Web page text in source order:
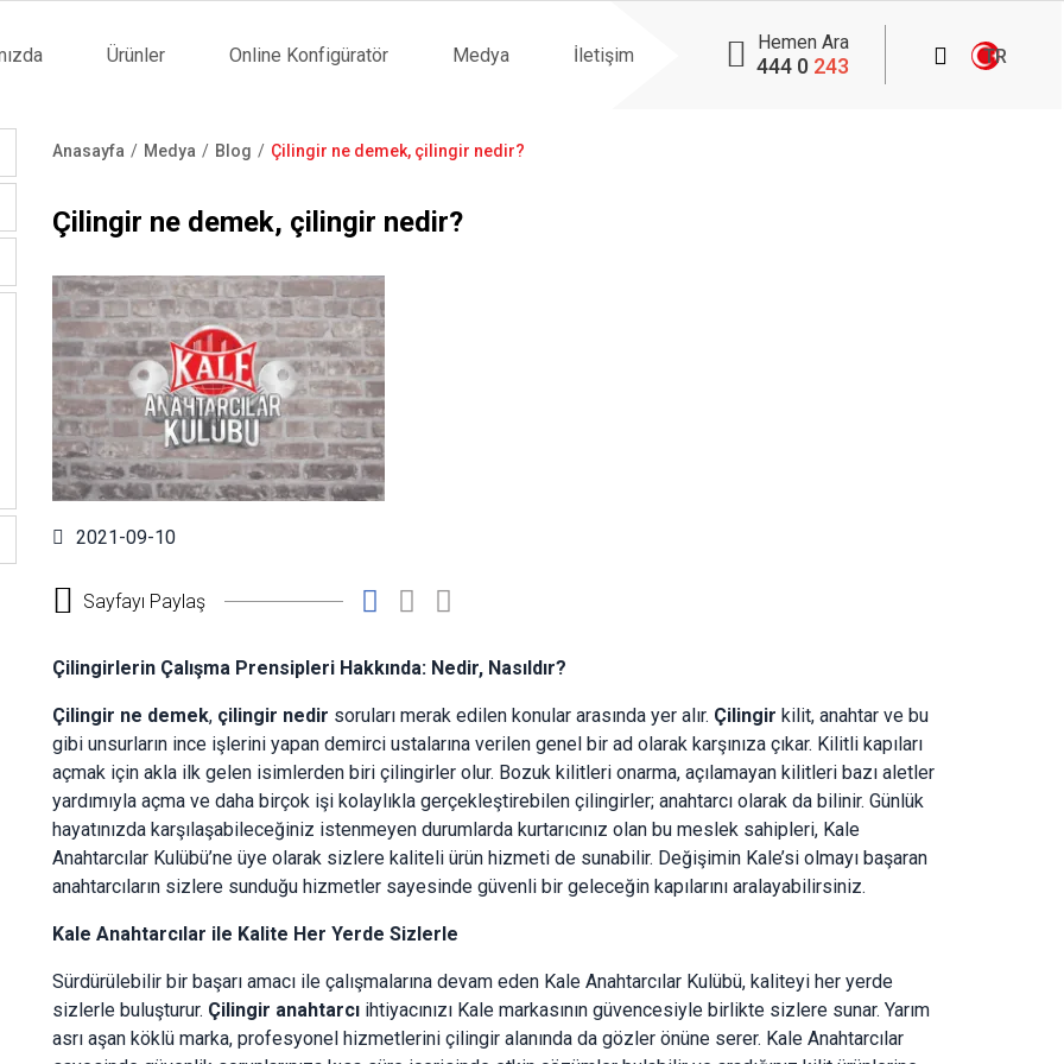
Ürünler Online Konfigüratör Medya İletişim
Hemen Ara
444 0 243 TR
yolu
Anasayfa Medya Blog Çilingir ne demek, çilingir nedir?
Çilingir ne demek, çilingir nedir?
2021-09-10
Sayfayı Paylaş
Çilingirlerin Çalışma Prensipleri Hakkında: Nedir, Nasıldır?
Çilingir ne demek, çilingir nedir soruları merak edilen konular arasında yer alır. Çilingir kilit, anahtar ve bu
gibi unsurların ince işlerini yapan demirci ustalarına verilen genel bir ad olarak karşınıza çıkar. Kilitli kapıları
açmak için akla ilk gelen isimlerden biri çilingirler olur. Bozuk kilitleri onarma, açılamayan kilitleri bazı aletler
yardımıyla açma ve daha birçok işi kolaylıkla gerçekleştirebilen çilingirler; anahtarcı olarak da bilinir. Günlük
hayatınızda karşılaşabileceğiniz istenmeyen durumlarda kurtarıcınız olan bu meslek sahipleri, Kale
Anahtarcılar Kulübü’ne üye olarak sizlere kaliteli ürün hizmeti de sunabilir. Değişimin Kale’si olmayı başaran
anahtarcıların sizlere sunduğu hizmetler sayesinde güvenli bir geleceğin kapılarını aralayabilirsiniz.
Kale Anahtarcılar ile Kalite Her Yerde Sizlerle
Sürdürülebilir bir başarı amacı ile çalışmalarına devam eden Kale Anahtarcılar Kulübü, kaliteyi her yerde
sizlerle buluşturur. Çilingir anahtarcı ihtiyacınızı Kale markasının güvencesiyle birlikte sizlere sunar. Yarım
asrı aşan köklü marka, profesyonel hizmetlerini çilingir alanında da gözler önüne serer. Kale Anahtarcılar